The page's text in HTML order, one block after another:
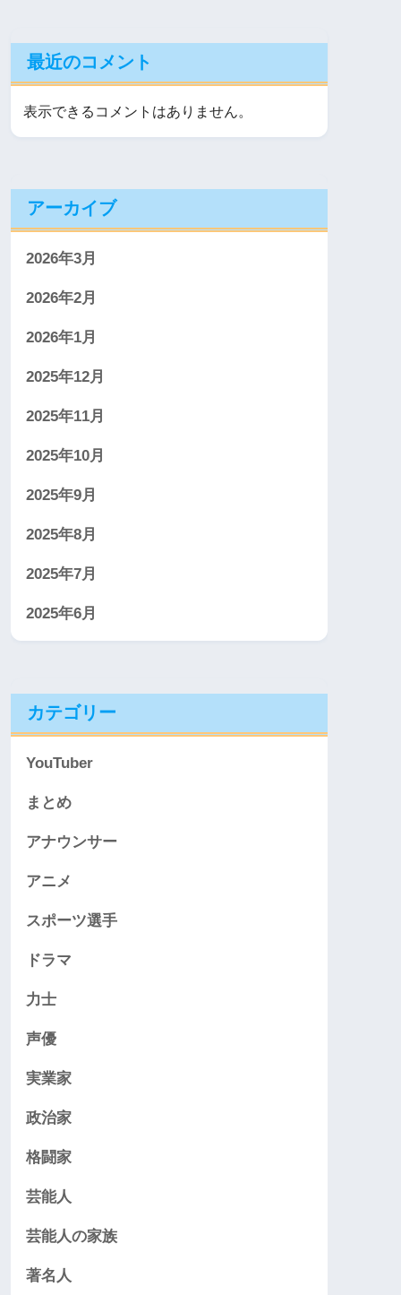
最近のコメント
表示できるコメントはありません。
アーカイブ
2026年3月
2026年2月
2026年1月
2025年12月
2025年11月
2025年10月
2025年9月
2025年8月
2025年7月
2025年6月
カテゴリー
YouTuber
まとめ
アナウンサー
アニメ
スポーツ選手
ドラマ
力士
声優
実業家
政治家
格闘家
芸能人
芸能人の家族
著名人